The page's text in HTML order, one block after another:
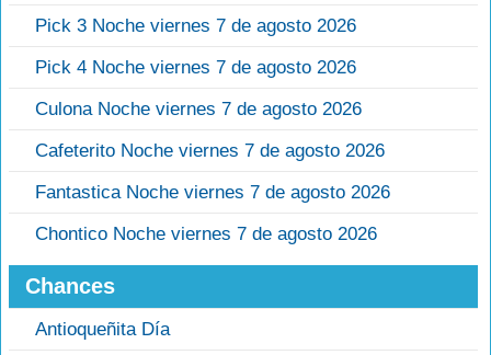
Pick 3 Noche viernes 7 de agosto 2026
Pick 4 Noche viernes 7 de agosto 2026
Culona Noche viernes 7 de agosto 2026
Cafeterito Noche viernes 7 de agosto 2026
Fantastica Noche viernes 7 de agosto 2026
Chontico Noche viernes 7 de agosto 2026
Chances
Antioqueñita Día